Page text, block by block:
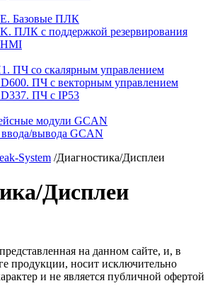
Базовые ПЛК
ПЛК с поддержкой резервирования
ПЧ со скалярным управлением
ПЧ с векторным управлением
ПЧ с IP53
модули GCAN
вывода GCAN
System /Диагностика/Дисплеи
Дисплеи
на данном сайте, и, в
продукции, носит исключительно
и не является публичной офертой